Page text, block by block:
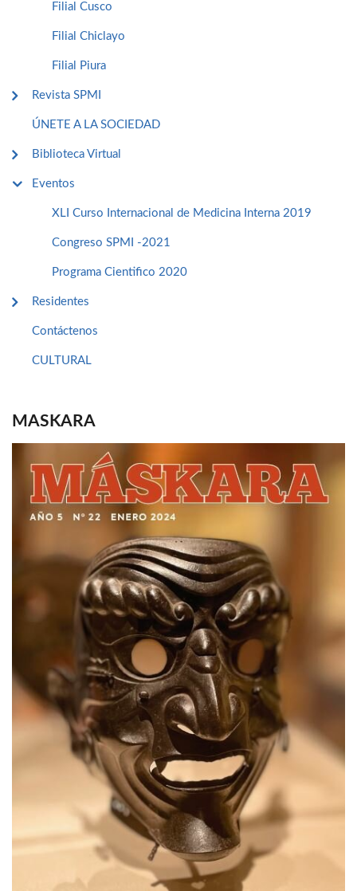
Filial Cusco
Filial Chiclayo
Filial Piura
Revista SPMI
ÚNETE A LA SOCIEDAD
Biblioteca Virtual
Eventos
XLI Curso Internacional de Medicina Interna 2019
Congreso SPMI -2021
Programa Cientifico 2020
Residentes
Contáctenos
CULTURAL
MASKARA